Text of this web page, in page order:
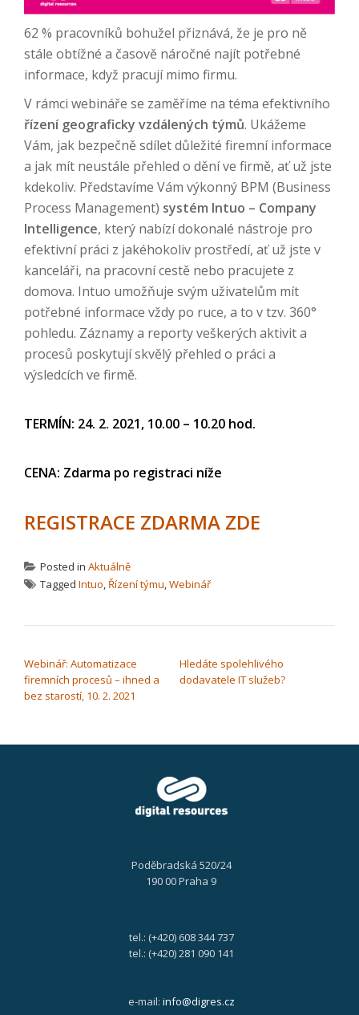
62 % pracovníků bohužel přiznává, že je pro ně
stále obtížné a časově náročné najít potřebné
informace, když pracují mimo firmu.
V rámci webináře se zaměříme na téma efektivního
řízení geograficky vzdálených týmů. Ukážeme
Vám, jak bezpečně sdílet důležité firemní informace
a jak mít neustále přehled o dění ve firmě, ať už jste
kdekoliv. Představíme Vám výkonný BPM (Business
Process Management) systém Intuo – Company
Intelligence, který nabízí dokonalé nástroje pro
efektivní práci z jakéhokoliv prostředí, ať už jste v
kanceláři, na pracovní cestě nebo pracujete z
domova. Intuo umožňuje svým uživatelům mít
potřebné informace vždy po ruce, a to v tzv. 360°
pohledu. Záznamy a reporty veškerých aktivit a
procesů poskytují skvělý přehled o práci a
výsledcích ve firmě.
TERMÍN: 24. 2. 2021, 10.00 – 10.20 hod.
CENA: Zdarma po registraci níže
REGISTRACE ZDARMA ZDE
Posted in Aktuálně
Tagged Intuo Řízení týmu Webinář
Webinář: Automatizace
firemních procesů – ihned a
bez starostí, 10. 2. 2021
Hledáte spolehlivého
dodavatele IT služeb?
Poděbradská 520/24
190 00 Praha 9
tel.: (+420) 608 344 737
tel.: (+420) 281 090 141
e-mail: info@digres.cz